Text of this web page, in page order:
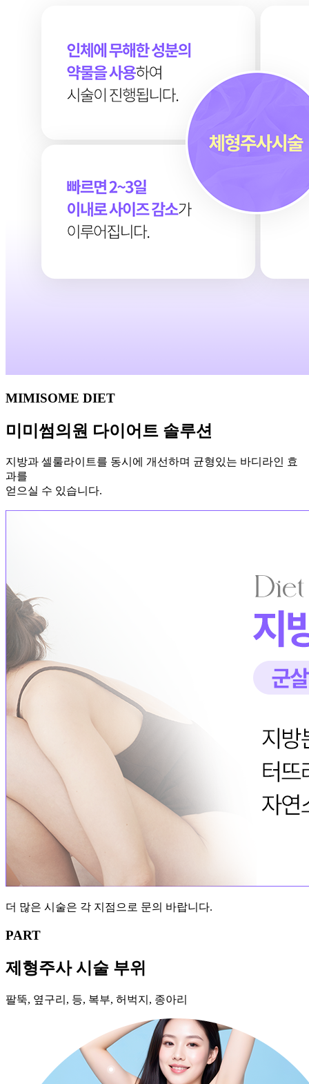
MIMISOME DIET
미미썸의원 다이어트 솔루션
지방과 셀룰라이트를 동시에 개선하며 균형있는 바디라인 효
과를
얻으실 수 있습니다.
더 많은 시술은 각 지점으로 문의 바랍니다.
PART
제형주사 시술 부위
팔뚝, 옆구리, 등, 복부, 허벅지, 종아리